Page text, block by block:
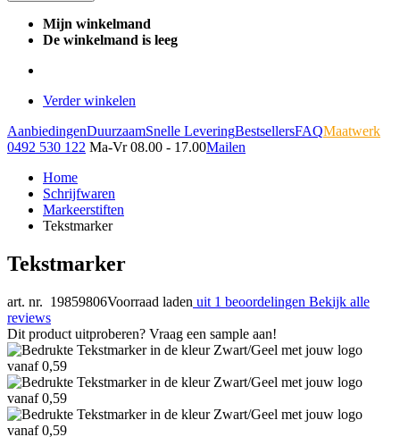
Mijn winkelmand
De winkelmand is leeg
Verder winkelen
AanbiedingenDuurzaamSnelle LeveringBestsellersFAQMaatwerk
0492 530 122 Ma-Vr 08.00 - 17.00Mailen
Home
Schrijfwaren
Markeerstiften
Tekstmarker
Tekstmarker
art. nr. 19859806Voorraad laden uit 1 beoordelingen Bekijk alle
reviews
Dit product uitproberen? Vraag een sample aan!